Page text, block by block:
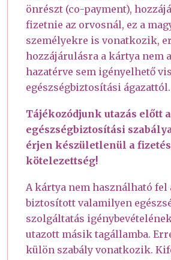
önrészt (co-payment),
fizetnie az orvosnál, ez a
személyekre is vonatkozik,
hozzájárulásra a kártya nem
hazatérve sem igényelhető
egészségbiztosítási ágazattól.
Tájékozódjunk utazás előtt
egészségbiztosítási
érjen készületlenül a
kötelezettség!
A kártya nem használható fel
biztosított valamilyen
szolgáltatás
utazott másik tagállamba.
külön szabály vonatkozik.